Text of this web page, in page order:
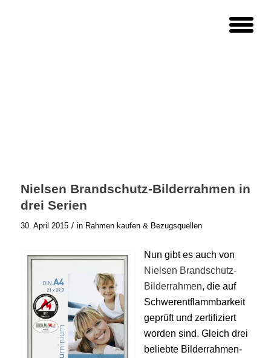
Nielsen Brandschutz-Bilderrahmen in
drei Serien
30. April 2015 / in Rahmen kaufen & Bezugsquellen
Nun gibt es auch von
Nielsen Brandschutz-
Bilderrahmen, die auf
Schwerentflammbarkeit
geprüft und zertifiziert
worden sind. Gleich drei
beliebte Bilderrahmen-